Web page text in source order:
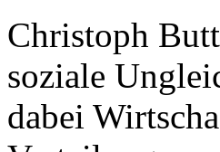
Christoph
soziale
dabei